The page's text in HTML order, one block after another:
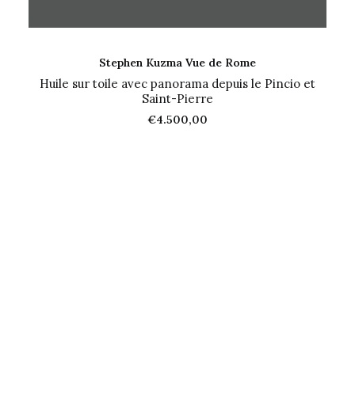
AJOUTER AU PANIER
Stephen Kuzma Vue de Rome
Huile sur toile avec panorama depuis le Pincio et
Saint-Pierre
€4.500,00